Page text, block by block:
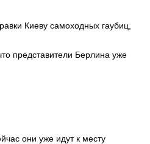
Киеву самоходных гаубиц,
представители Берлина уже
они уже идут к месту